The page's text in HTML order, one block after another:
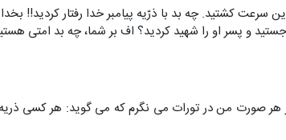
کشتید. چه بد با ذرّیه پیامبر خدا رفتار کردید!!
و پسر او را شهید کردید؟ اف بر شما، چه بد امتی
هر صورت من در تورات می نگرم که می گوید: هر کسی